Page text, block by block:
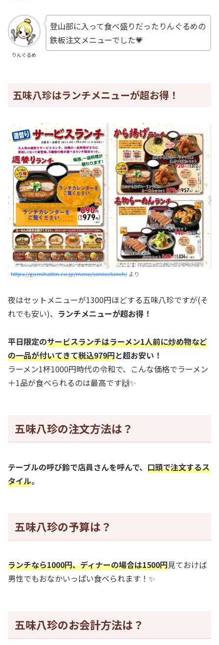
りんぐるめ
登山部に入って食べ盛りだったりんぐるめの
鉄板注文メニューでした💗
五味八珍はランチメニューが超お得！
https://gomihattin.co.jp/menu/servicelunch/ より
夜はセットメニューが1300円ほどする五味八珍ですが(そ
れでも安い)、 ランチメニューが超お得！
平日限定のサービスランチはラーメン1人前に炒め物など
の一品が付いてきて税込979円と超お安い！
ラーメン1杯1000円時代の令和で、こんな価格でラーメン
＋1品が食べられるのは最高です🙌✨
五味八珍の注文方法は？
テーブルの呼び鈴で店員さんを呼んで、 口頭で注文するス
タイル。
五味八珍の予算は？
ランチなら1000円、ディナーの場合は1500円見ておけば
男性でもおなかいっぱい食べられます！✨
五味八珍のお会計方法は？